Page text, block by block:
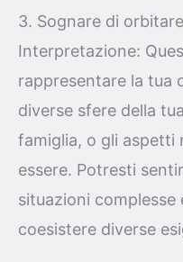
3. Sognare di
Interpretazione:
rappresentare la tua
diverse sfere della
famiglia, o gli aspetti
essere. Potresti
situazioni
coesistere diverse